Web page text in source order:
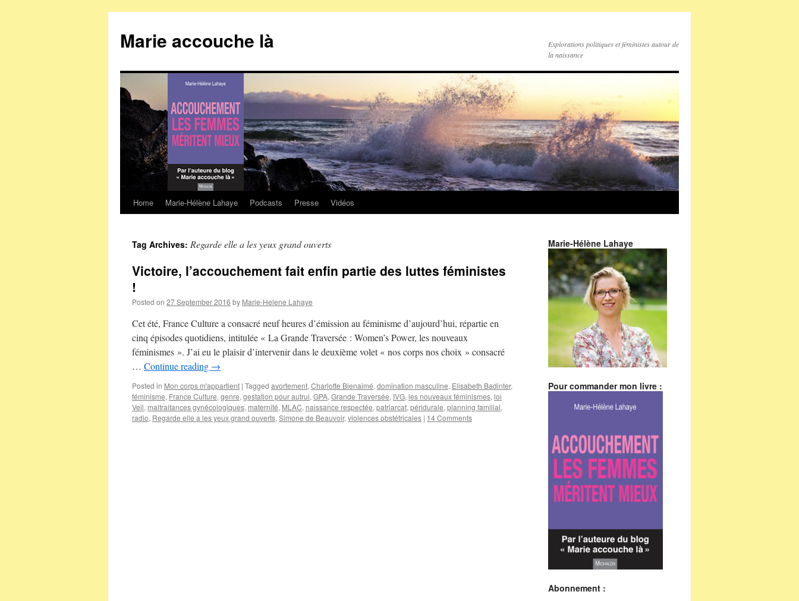
Marie accouche là
Explorations politiques et féministes autour de
la naissance
Skip
content
Home Marie-Hélène Lahaye Podcasts Presse Vidéos
Tag Archives: Regarde elle a les yeux grand ouverts
Victoire, l’accouchement fait enfin partie des luttes féministes
!
Posted on 27 September 2016 by Marie-Helene Lahaye
Cet été, France Culture a consacré neuf heures d’émission au féminisme d’aujourd’hui, répartie en
cinq épisodes quotidiens, intitulée « La Grande Traversée : Women’s Power, les nouveaux
féminismes ». J’ai eu le plaisir d’intervenir dans le deuxième volet « nos corps nos choix » consacré
… Continue reading →
Posted in Mon corps m'appartient | Tagged avortement, Charlotte Bienaimé, domination masculine, Elisabeth Badinter,
féminisme, France Culture, genre, gestation pour autrui, GPA, Grande Traversée, IVG, les nouveaux féminismes, loi
Veil, maltraitances gynécologiques, maternité, MLAC, naissance respectée, patriarcat, péridurale, planning familial,
radio, Regarde elle a les yeux grand ouverts, Simone de Beauvoir, violences obstétricales | 14 Comments
Marie-Hélène Lahaye
Pour commander mon livre :
Abonnement :